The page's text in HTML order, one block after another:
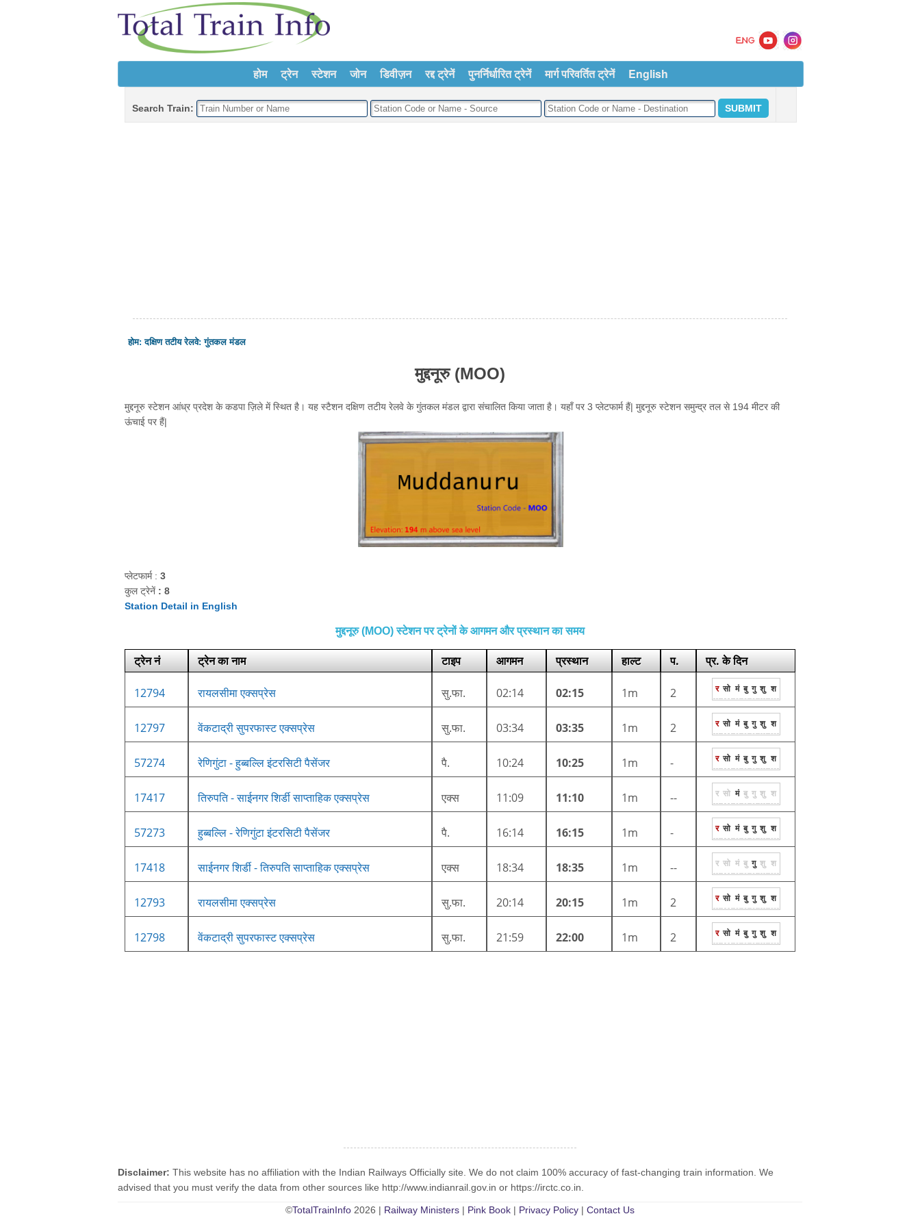
होम ट्रेन स्टेशन जोन डिवीज़न रद्द ट्रेनें पुनर्निर्धारित ट्रेनें मार्ग परिवर्तित ट्रेनें English
Search Train:
होम:दक्षिण तटीय रेलवे:गुंतकल मंडल
मुद्दनूरु (MOO)
मुद्दनूरु स्टेशन आंध्र प्रदेश के कडपा ज़िले में स्थित है। यह स्टैशन दक्षिण तटीय रेलवे के गुंतकल मंडल द्वारा संचालित किया जाता है। यहाँ पर 3 प्लेटफार्म हैं| मुद्दनूरु स्टेशन समुन्द्र तल से 194 मीटर की
ऊंचाई पर हैं|
प्लेटफार्म : 3
कुल ट्रेनें : 8
Station Detail in English
मुद्दनूरु (MOO) स्टेशन पर ट्रेनों के आगमन और प्रस्थान का समय
ट्रेन नं ट्रेन का नाम टाइप आगमन प्रस्थान हाल्ट प. प्र. के दिन
12794 रायलसीमा एक्सप्रेस सु.फा. 02:14 02:15 1m 2 र सो मं बु गु शु श
12797 वेंकटाद्री सुपरफास्ट एक्सप्रेस सु.फा. 03:34 03:35 1m 2 र सो मं बु गु शु श
57274 रेणिगुंटा - हुब्बल्लि इंटरसिटी पैसेंजर पै. 10:24 10:25 1m - र सो मं बु गु शु श
17417 तिरुपति - साईनगर शिर्डी साप्ताहिक एक्सप्रेस एक्स 11:09 11:10 1m -- र सो मं बु गु शु श
57273 हुब्बल्लि - रेणिगुंटा इंटरसिटी पैसेंजर पै. 16:14 16:15 1m - र सो मं बु गु शु श
17418 साईनगर शिर्डी - तिरुपति साप्ताहिक एक्सप्रेस एक्स 18:34 18:35 1m -- र सो मं बु गु शु श
12793 रायलसीमा एक्सप्रेस सु.फा. 20:14 20:15 1m 2 र सो मं बु गु शु श
12798 वेंकटाद्री सुपरफास्ट एक्सप्रेस सु.फा. 21:59 22:00 1m 2 र सो मं बु गु शु श
Disclaimer: This website has no affiliation with the Indian Railways Officially site. We do not claim 100% accuracy of fast-changing train information. We
advised that you must verify the data from other sources like http://www.indianrail.gov.in or https://irctc.co.in.
©TotalTrainInfo 2026 | Railway Ministers | Pink Book | Privacy Policy | Contact Us